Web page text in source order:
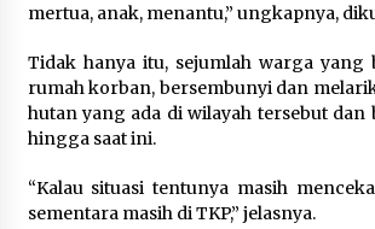
mertua, anak, menantu,” ungkapnya,
Tidak hanya itu, sejumlah warga yang
rumah korban, bersembunyi dan
hutan yang ada di wilayah tersebut dan
hingga saat ini.
“Kalau situasi tentunya masih
sementara masih di TKP,” jelasnya.